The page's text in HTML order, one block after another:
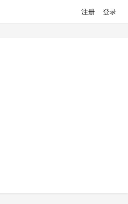
注册 登录